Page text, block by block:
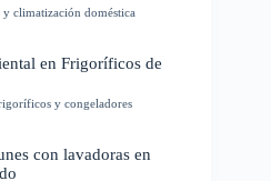
climatización doméstica
en Frigoríficos de
y congeladores
con lavadoras en